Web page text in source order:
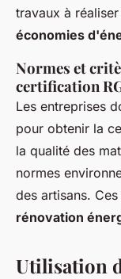
travaux à
économies
Normes et
certification
Les entreprises
pour obtenir la
la qualité des
normes
des artisans.
rénovation
Utilisation